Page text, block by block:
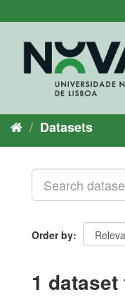
to
Datasets
Order by
1